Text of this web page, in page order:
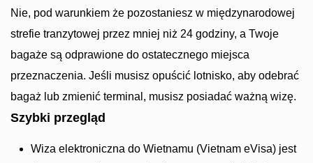
Nie, pod warunkiem że pozostaniesz w międzynarodowej
strefie tranzytowej przez mniej niż 24 godziny, a Twoje
bagaże są odprawione do ostatecznego miejsca
przeznaczenia. Jeśli musisz opuścić lotnisko, aby odebrać
bagaż lub zmienić terminal, musisz posiadać ważną wizę.
Szybki przegląd
Wiza elektroniczna do Wietnamu (Vietnam eVisa) jest